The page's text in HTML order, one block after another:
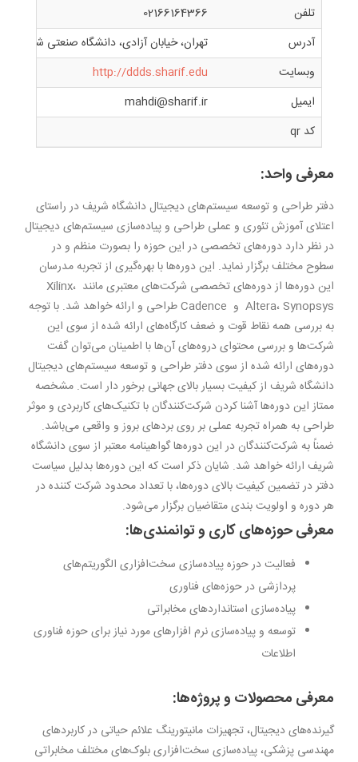
تلفن
02166164366
آدرس
تهران، خیابان آزادی، دانشگاه صنعتی شریف،
وبسایت
http://ddds.sharif.edu
ایمیل
mahdi@sharif.ir
کد qr
معرفی واحد:
دفتر طراحی و توسعه سیستم‌های دیجیتال دانشگاه شریف در راستای
اعتلای آموزش تئوری و عملی طراحی و پیاده‌سازی سیستم‌های دیجیتال
در نظر دارد دوره‌های تخصصی در این حوزه را بصورت منظم و در
سطوح مختلف برگزار نماید. این دوره‌ها با بهره‌گیری از تجربه مدرسان
این دوره‌ها از دوره‌های تخصصی شرکت‌های معتبری مانند Xilinx،
Altera، Synopsys و Cadence طراحی و ارائه خواهد شد. با توجه
به بررسی همه نقاط قوت و ضعف کارگاه‌های ارائه شده از سوی این
شرکت‌ها و بررسی محتوای دروه‌های آن‌ها با اطمینان می‌توان گفت
دوره‌های ارائه شده از سوی دفتر طراحی و توسعه سیستم‌های دیجیتال
دانشگاه شریف از کیفیت بسیار بالای جهانی برخور دار است. مشخصه
ممتاز این دوره‌ها آشنا کردن شرکت‌کنندگان با تکنیک‌های کاربردی و موثر
طراحی به همراه تجربه عملی بر روی بردهای بروز و واقعی می‌باشد.
ضمناً به شرکت‌کنندگان در این دوره‌ها گواهینامه معتبر از سوی دانشگاه
شریف ارائه خواهد شد. شایان ذکر است که این دوره‌ها بدلیل سیاست
دفتر در تضمین کیفیت بالای دوره‌ها، با تعداد محدود شرکت کننده در
هر دوره و اولویت بندی متقاضیان برگزار می‌شود.
معرفی حوزه‌های کاری و توانمندی‌ها:
فعالیت در حوزه پیاده‌سازی سخت‌افزاری الگوریتم‌های
پردازشی در حوزه‌های فناوری
پیاده‌سازی استانداردهای مخابراتی
توسعه و پیاده‌سازی نرم افزارهای مورد نیاز برای حوزه فناوری
اطلاعات
معرفی محصولات و پروژه‌ها:
گیرنده‌های دیجیتال، تجهیزات مانیتورینگ علائم حیاتی در کاربرد‌های
مهندسی پزشکی، پیاده‌سازی سخت‌افزاری بلوک‌های مختلف مخابراتی